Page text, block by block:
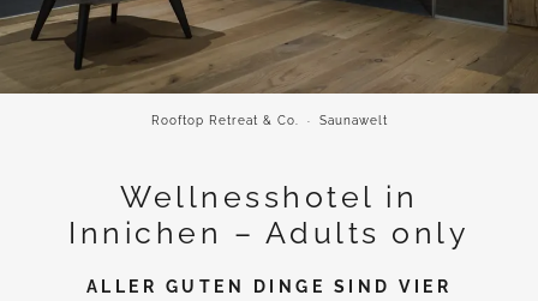
Rooftop Retreat & Co. · Saunawelt
Wellnesshotel in
Innichen – Adults only
ALLER GUTEN DINGE SIND VIER